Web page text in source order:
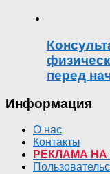
перед
Информация
О нас
Контакты
РЕКЛАМА НА